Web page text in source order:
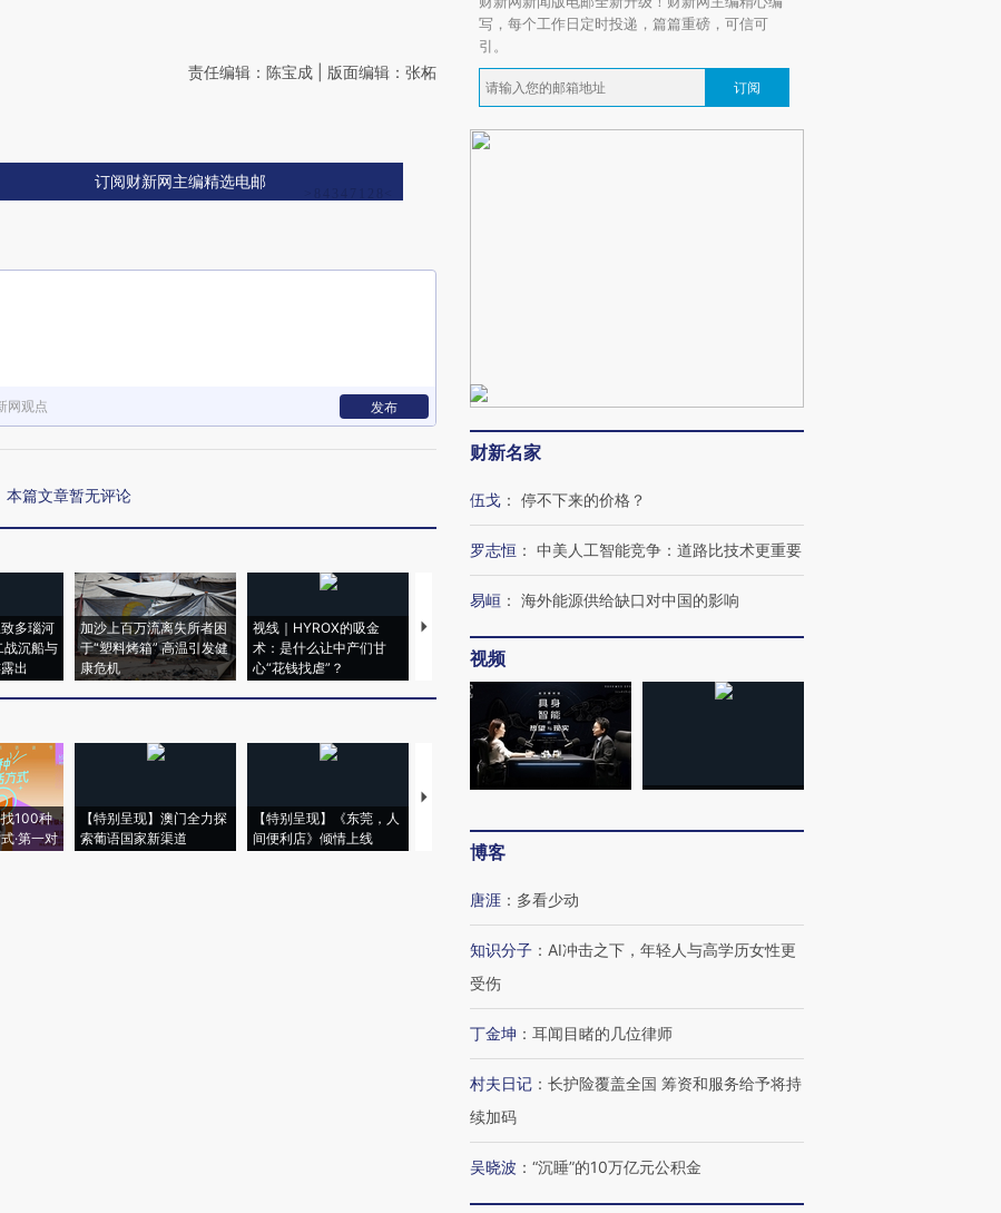
责任编辑：陈宝成 | 版面编辑：张柘
订阅财新网主编精选电邮
网观点 发布
本篇文章暂无评论
多瑙河
战沉船与
出
加沙上百万流离失所者困
于“塑料烤箱” 高温引发健
康危机
视线｜HYROX的吸金
术：是什么让中产们甘
心“花钱找虐”？
马航飞行员跨国走私7万
粒摇头丸 尿检体内含3种
找100种
·第一对
【特别呈现】澳门全力探
索葡语国家新渠道
【特别呈现】《东莞，人
间便利店》倾情上线
【推广】走进第四届链博
写，每个工作日定时投递，篇篇重磅，可信可
引。
订阅
财新名家
伍戈 ： 停不下来的价格？
罗志恒 ： 中美人工智能竞争：道路比技术更重要
易峘 ： 海外能源供给缺口对中国的影响
视频
博客
唐涯 ： 多看少动
知识分子 ： AI冲击之下，年轻人与高学历女性更
受伤
丁金坤 ： 耳闻目睹的几位律师
村夫日记 ： 长护险覆盖全国 筹资和服务给予将持
续加码
吴晓波 ： “沉睡”的10万亿元公积金